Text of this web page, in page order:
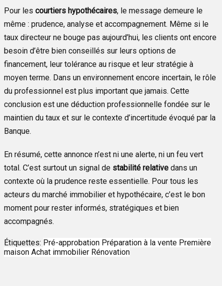
Pour les courtiers hypothécaires, le message demeure le
même : prudence, analyse et accompagnement. Même si le
taux directeur ne bouge pas aujourd’hui, les clients ont encore
besoin d’être bien conseillés sur leurs options de
financement, leur tolérance au risque et leur stratégie à
moyen terme. Dans un environnement encore incertain, le rôle
du professionnel est plus important que jamais. Cette
conclusion est une déduction professionnelle fondée sur le
maintien du taux et sur le contexte d’incertitude évoqué par la
Banque.
En résumé, cette annonce n’est ni une alerte, ni un feu vert
total. C’est surtout un signal de stabilité relative dans un
contexte où la prudence reste essentielle. Pour tous les
acteurs du marché immobilier et hypothécaire, c’est le bon
moment pour rester informés, stratégiques et bien
accompagnés.
Étiquettes: Pré-approbation Préparation à la vente Première
maison Achat immobilier Rénovation